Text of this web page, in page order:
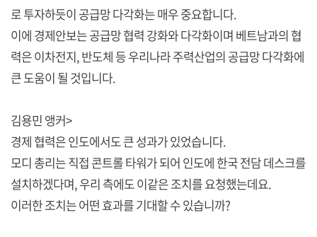
로 투자하듯이 공급망 다각화는 매우 중요합니다.
이에 경제안보는 공급망 협력 강화와 다각화이며 베트남과의 협
력은 이차전지, 반도체 등 우리나라 주력산업의 공급망 다각화에
큰 도움이 될 것입니다.
김용민 앵커>
경제 협력은 인도에서도 큰 성과가 있었습니다.
모디 총리는 직접 콘트롤 타워가 되어 인도에 한국 전담 데스크를
설치하겠다며, 우리 측에도 이같은 조치를 요청했는데요.
이러한 조치는 어떤 효과를 기대할 수 있습니까?